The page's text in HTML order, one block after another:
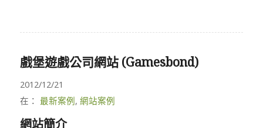
戲堡遊戲公司網站 (Gamesbond)
2012/12/21
在： 最新案例, 網站案例
網站簡介